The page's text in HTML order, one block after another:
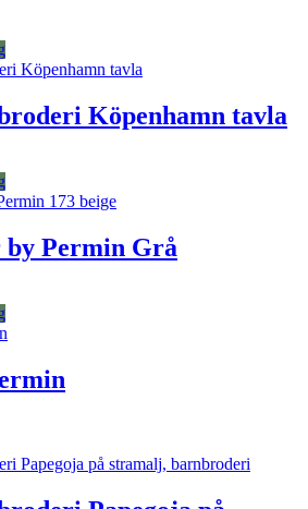
Köpenhamn tavla
Permin Grå